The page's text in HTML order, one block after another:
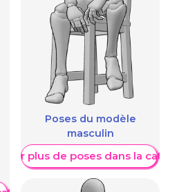
Poses du modèle
masculin
plus de poses dans la